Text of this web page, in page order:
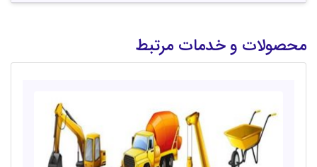
محصولات و خدمات مرتبط